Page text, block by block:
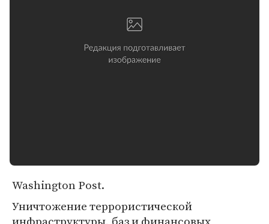
Washington Post.
Уничтожение террористической